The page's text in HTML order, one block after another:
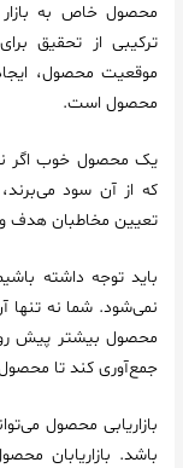
محصول خاص به
ترکیبی از تحقیق
موقعیت محصول،
محصول است.
یک محصول خوب اگر
که از آن سود
تعیین مخاطبان هدف
باید توجه داشته
نمی‌شود. شما نه تنها آن
محصول بیشتر پیش
جمع‌آوری کند تا
بازاریابی محصول
باشد. بازاریابان